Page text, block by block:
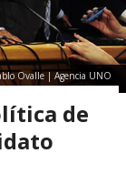
Ovalle | Agencia UNO
de